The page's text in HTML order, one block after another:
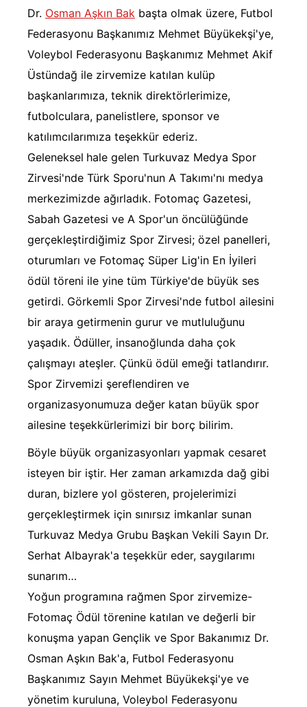
Dr. Osman Aşkın Bak başta olmak üzere, Futbol
Federasyonu Başkanımız Mehmet Büyükekşi'ye,
Voleybol Federasyonu Başkanımız Mehmet Akif
Üstündağ ile zirvemize katılan kulüp
başkanlarımıza, teknik direktörlerimize,
futbolculara, panelistlere, sponsor ve
katılımcılarımıza teşekkür ederiz.
Geleneksel hale gelen Turkuvaz Medya Spor
Zirvesi'nde Türk Sporu'nun A Takımı'nı medya
merkezimizde ağırladık. Fotomaç Gazetesi,
Sabah Gazetesi ve A Spor'un öncülüğünde
gerçekleştirdiğimiz Spor Zirvesi; özel panelleri,
oturumları ve Fotomaç Süper Lig'in En İyileri
ödül töreni ile yine tüm Türkiye'de büyük ses
getirdi. Görkemli Spor Zirvesi'nde futbol ailesini
bir araya getirmenin gurur ve mutluluğunu
yaşadık. Ödüller, insanoğlunda daha çok
çalışmayı ateşler. Çünkü ödül emeği tatlandırır.
Spor Zirvemizi şereflendiren ve
organizasyonumuza değer katan büyük spor
ailesine teşekkürlerimizi bir borç bilirim.
Böyle büyük organizasyonları yapmak cesaret
isteyen bir iştir. Her zaman arkamızda dağ gibi
duran, bizlere yol gösteren, projelerimizi
gerçekleştirmek için sınırsız imkanlar sunan
Turkuvaz Medya Grubu Başkan Vekili Sayın Dr.
Serhat Albayrak'a teşekkür eder, saygılarımı
sunarım…
Yoğun programına rağmen Spor zirvemize-
Fotomaç Ödül törenine katılan ve değerli bir
konuşma yapan Gençlik ve Spor Bakanımız Dr.
Osman Aşkın Bak'a, Futbol Federasyonu
Başkanımız Sayın Mehmet Büyükekşi'ye ve
yönetim kuruluna, Voleybol Federasyonu